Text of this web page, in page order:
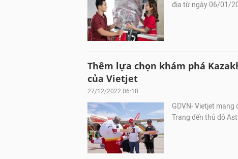
địa từ ngày 06/01/
Thêm lựa chọn khám phá
của Vietjet
27/12/2022 06:18
GDVN- Vietjet
Trang đến thủ đô